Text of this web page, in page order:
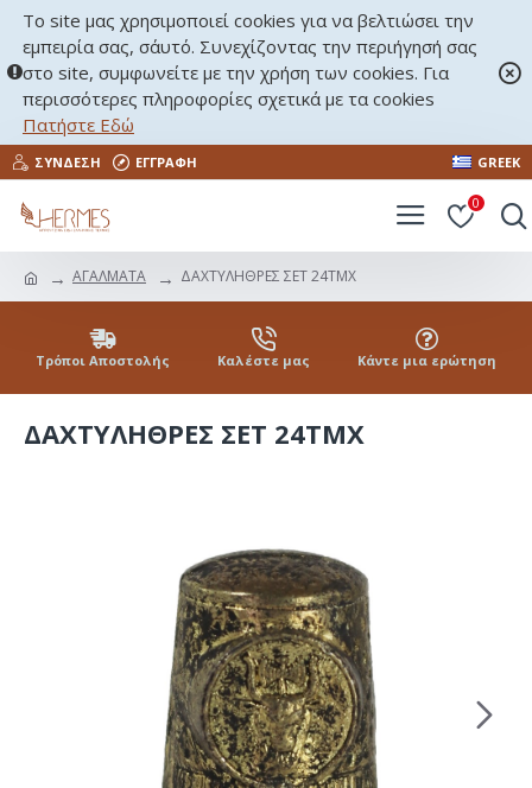
Το site μας χρησιμοποιεί cookies για να βελτιώσει την
εμπειρία σας, σ΄αυτό. Συνεχίζοντας την περιήγησή σας
στο site, συμφωνείτε με την χρήση των cookies. Για
περισσότερες πληροφορίες σχετικά με τα cookies
Πατήστε Εδώ
ΣΎΝΔΕΣΗ ΕΓΓΡΑΦΉ GREEK
0
ΑΓΑΛΜΑΤΑ ΔΑΧΤΥΛΗΘΡΕΣ ΣΕΤ 24ΤΜΧ
Τρόποι Αποστολής Καλέστε μας Κάντε μια ερώτηση
ΔΑΧΤΥΛΗΘΡΕΣ ΣΕΤ 24ΤΜΧ